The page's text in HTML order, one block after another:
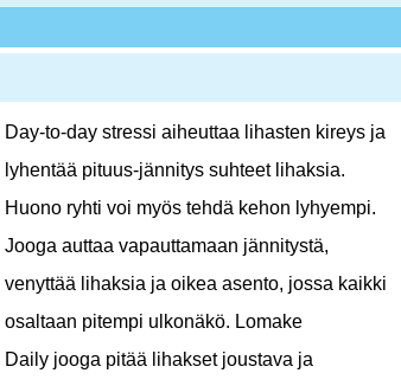
Day-to-day stressi aiheuttaa lihasten kireys ja
lyhentää pituus-jännitys suhteet lihaksia.
Huono ryhti voi myös tehdä kehon lyhyempi.
Jooga auttaa vapauttamaan jännitystä,
venyttää lihaksia ja oikea asento, jossa kaikki
osaltaan pitempi ulkonäkö. Lomake
Daily jooga pitää lihakset joustava ja